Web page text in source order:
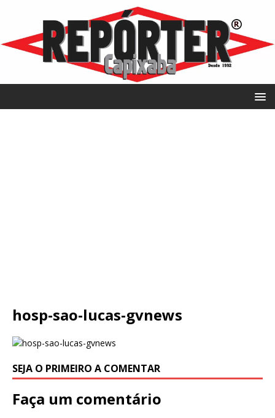
hosp-sao-lucas-gvnews
SEJA O PRIMEIRO A COMENTAR
Faça um comentário